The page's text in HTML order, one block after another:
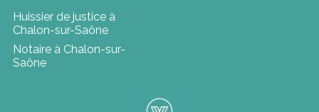
Huissier de justice à
Chalon-sur-Saône
Notaire à Chalon-sur-
Saône